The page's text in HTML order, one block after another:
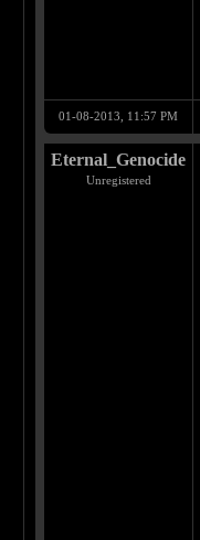
01-08-2013, 11:57 PM
Eternal_Genocide
Unregistered